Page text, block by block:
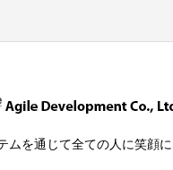
ムを通じて全ての人に笑顔に